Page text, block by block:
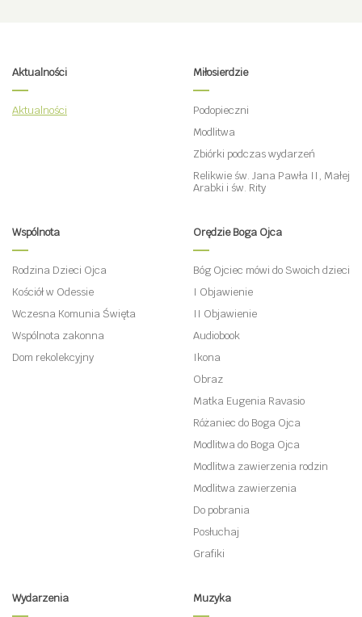
Aktualności
Aktualności
Miłosierdzie
Podopieczni
Modlitwa
Zbiórki podczas wydarzeń
Relikwie św. Jana Pawła II, Małej
Arabki i św. Rity
Wspólnota
Rodzina Dzieci Ojca
Kościół w Odessie
Wczesna Komunia Święta
Wspólnota zakonna
Dom rekolekcyjny
Orędzie Boga Ojca
Bóg Ojciec mówi do Swoich dzieci
I Objawienie
II Objawienie
Audiobook
Ikona
Obraz
Matka Eugenia Ravasio
Różaniec do Boga Ojca
Modlitwa do Boga Ojca
Modlitwa zawierzenia rodzin
Modlitwa zawierzenia
Do pobrania
Posłuchaj
Grafiki
Wydarzenia Muzyka